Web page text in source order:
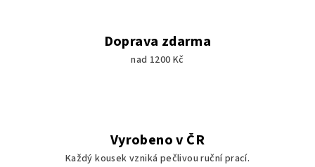
Doprava zdarma
nad 1200 Kč
Vyrobeno v ČR
Každý kousek vzniká pečlivou ruční prací.